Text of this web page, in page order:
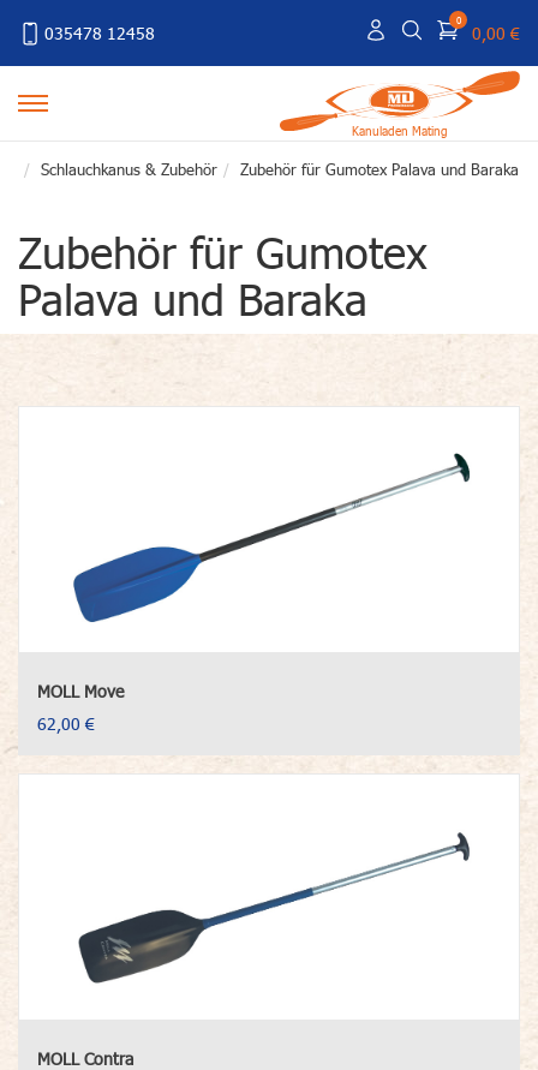
035478 12458
0
0,00 €
Kanuladen Mating
Schlauchkanus & Zubehör Zubehör für Gumotex Palava und Baraka
Zubehör für Gumotex
Palava und Baraka
MOLL Move
62,00 €
MOLL Contra